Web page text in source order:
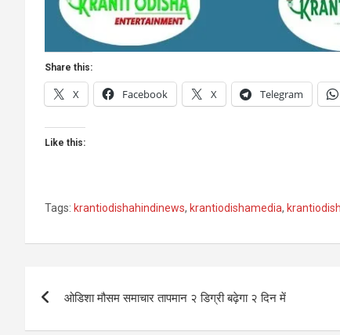
Share this:
X Facebook X Telegram
Like this:
Tags: krantiodishahindinews, krantiodishamedia,
ओडिशा मौसम समाचार तापमान २ डिग्री बढ़ेगा २ दिन में